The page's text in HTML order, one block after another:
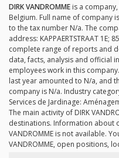
DIRK VANDROMME is a
Belgium. Full name of company
to the tax number N/a. The
address: KAPPAERTSTRAAT 1E;
complete range of reports and
data, facts, analysis and official
employees work in this
last year amounted to N/a, and
company is N/a. Industry
Services de Jardinage:
The main activity of DIRK
destinations. Information about
VANDROMME is not available.
VANDROMME, open positions,